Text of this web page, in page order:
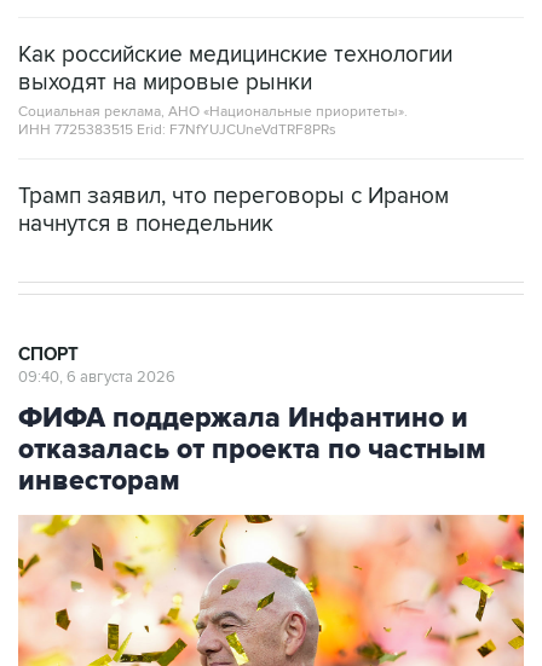
Как российские медицинские технологии
выходят на мировые рынки
Социальная реклама, АНО «Национальные приоритеты».
ИНН 7725383515 Erid: F7NfYUJCUneVdTRF8PRs
Трамп заявил, что переговоры с Ираном
начнутся в понедельник
СПОРТ
09:40, 6 августа 2026
ФИФА поддержала Инфантино и
отказалась от проекта по частным
инвесторам